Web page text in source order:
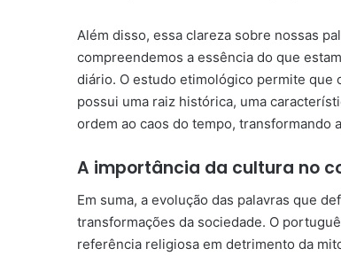
Além disso, essa clareza sobre nossas
compreendemos a essência do que
diário. O estudo etimológico permite que
possui uma raiz histórica, uma
ordem ao caos do tempo, transformando
A importância da cultura no
Em suma, a evolução das palavras que
transformações da sociedade. O
referência religiosa em detrimento da